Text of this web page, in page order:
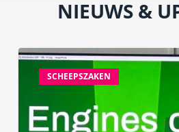
NIEUWS &
SCHEEPSZAKEN
Rotterdam